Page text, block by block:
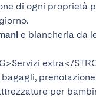
di ogni proprietà
e biancheria da
extra</
per